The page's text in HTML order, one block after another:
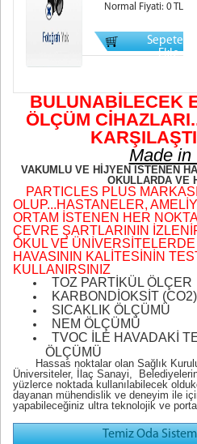
Normal Fiyati: 0 TL
Sepete
Ekle
BULUNABİLECEK
ÖLÇÜM
Made in
VAKUMLU VE HİJYEN İSTENEN
OKULLARDA VE
PARTICLES PLUS
OLUP...HASTANELER,
ORTAM İSTENEN HER
ÇEVRE ŞARTLARININ
OKUL VE ÜNİVERSİTELERDE
HAVASININ KALİTESİNİN
KULLANIRSINIZ
TOZ PARTİKÜL ÖLÇER
KARBONDİOKSİT
SICAKLIK ÖLÇÜMÜ
NEM ÖLÇÜMÜ
TVOC İLE HAVADAKİ
ÖLÇÜMÜ
Hassas noktalar olan Sağlık
Üniversiteler, İlaç Sanayi,
yüzlerce noktada kullanılabilecek
dayanan mühendislik ve deneyim ile
yapabileceğiniz ultra teknolojik ve
Temiz Oda